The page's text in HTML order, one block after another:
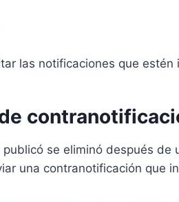
las notificaciones que
se eliminó después
una contranotificación que